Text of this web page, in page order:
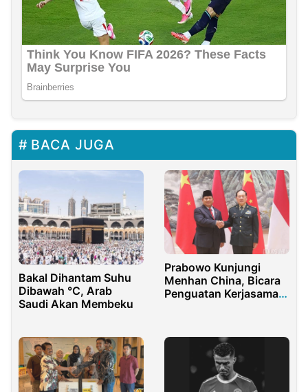
BACA JUGA
Bakal Dihantam Suhu
Dibawah °C, Arab
Saudi Akan Membeku
Prabowo Kunjungi
Menhan China, Bicara
Penguatan Kerjasama